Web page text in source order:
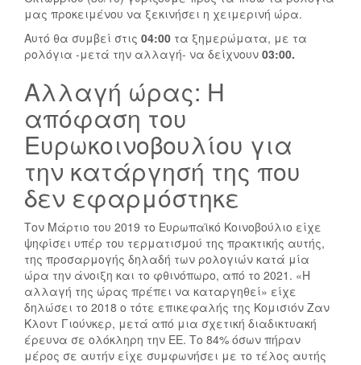
μας προκειμένου να ξεκινήσει η χειμερινή ώρα.
Αυτό θα συμβεί στις 04:00 τα ξημερώματα, με τα
ρολόγια -μετά την αλλαγή- να δείχνουν 03:00.
Αλλαγή ώρας: Η
απόφαση του
Ευρωκοινοβουλίου για
την κατάργησή της που
δεν εφαρμόστηκε
Τον Μάρτιο του 2019 το Ευρωπαϊκό Κοινοβούλιο είχε
ψηφίσει υπέρ του τερματισμού της πρακτικής αυτής,
της προσαρμογής δηλαδή των ρολογιών κατά μία
ώρα την άνοιξη και το φθινόπωρο, από το 2021. «Η
αλλαγή της ώρας πρέπει να καταργηθεί» είχε
δηλώσει το 2018 ο τότε επικεφαλής της Κομισιόν Ζαν
Κλοντ Γιούνκερ, μετά από μια σχετική διαδικτυακή
έρευνα σε ολόκληρη την ΕΕ. Το 84% όσων πήραν
μέρος σε αυτήν είχε συμφωνήσει με το τέλος αυτής